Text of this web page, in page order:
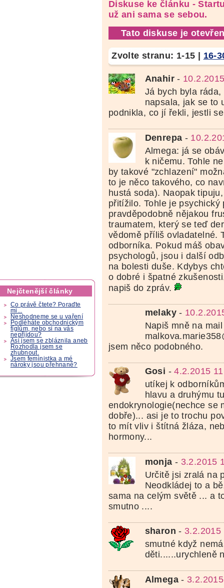
Nejčtenější články
Co právě čtete? Poraďte
mi...
Neshodneme se u vaření
Podléháte obchodnickým
fíglům, nebo si na vás
nepřijdou?
Asi jsem se zbláznila aneb
Rozhodla jsem se
zhubnout.
Jsem feministka a mé
nároky jsou přehnané?
Diskuse ke článku -
už ani sama se sebou.
Tato diskuse je
Zvolte stranu: 1-15 | 16-
Anahir-
Já bych byla
napsala, jak se to
podnikla, co jí řekli, jestli
Denrepa -
Almega: já se
k ničemu. Tohle
by takové "zchlazení"
to je něco takového, co
hustá soda). Naopak
přitížilo. Tohle je psychický
pravděpodobně nějakou
traumatem, který se teď
vědomě příliš ovladatelné.
odborníka. Pokud máš
psychologů, jsou i další
na bolesti duše. Kdybys
o dobré i špatné
napiš do zpráv.
melaky-
Napiš mně na mail
jsem něco podobného.
Gosi -4.2.2015
utíkej k
hlavu a druhýmu
endokrynologie(nechce se
dobře)... asi je to trochu
to mít vliv i štítná žláza,
hormony...
monja - 3.2.2015
Určitě jsi zralá na
Neodkládej to a
sama na celým světě ... a
smutno ....
sharon - 3.2.2015
smutné když
děti......urychleně
Almega-